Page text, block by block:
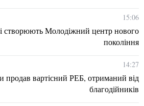
15:06
створюють Молодіжний центр нового
покоління
14:27
продав вартісний РЕБ, отриманий від
благодійників